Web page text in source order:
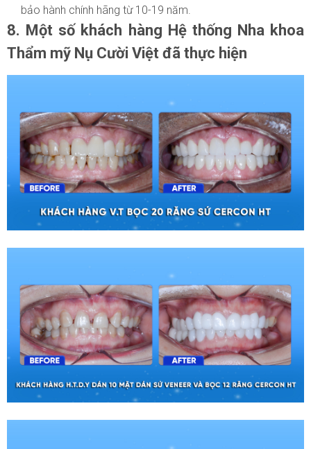
bảo hành chính hãng từ 10-19 năm.
8. Một số khách hàng Hệ thống Nha khoa
Thẩm mỹ Nụ Cười Việt đã thực hiện